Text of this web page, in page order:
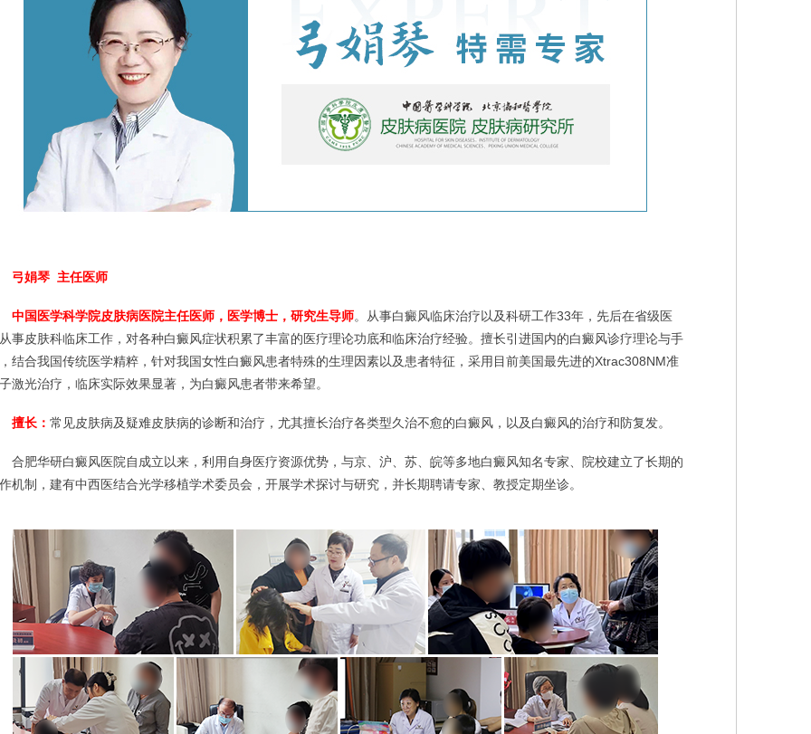
娟琴 主任医师
中国医学科学院皮肤病医院主任医师，医学博士，研究生导师。从事白癜风临床治疗以及科研工作33年，先后在省级医
事皮肤科临床工作，对各种白癜风症状积累了丰富的医疗理论功底和临床治疗经验。擅长引进国内的白癜风诊疗理论与手
结合我国传统医学精粹，针对我国女性白癜风患者特殊的生理因素以及患者特征，采用目前美国最先进的Xtrac308NM准
激光治疗，临床实际效果显著，为白癜风患者带来希望。
擅长： 常见皮肤病及疑难皮肤病的诊断和治疗，尤其擅长治疗各类型久治不愈的白癜风，以及白癜风的治疗和防复发。
华研白癜风医院自成立以来，利用自身医疗资源优势，与京、沪、苏、皖等多地白癜风知名专家、院校建立了长期的
机制，建有中西医结合光学移植学术委员会，开展学术探讨与研究，并长期聘请专家、教授定期坐诊。